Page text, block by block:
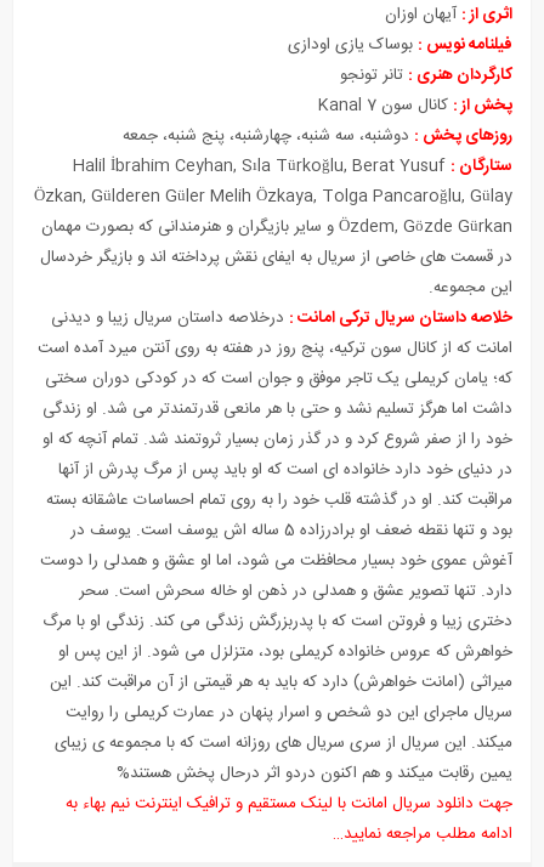
اثری از : آیهان اوزان
فیلنامه نویس : بوساک یازی اودازی
کارگردان هنری : تانر تونجو
پخش از : کانال سون Kanal 7
روزهای پخش : دوشنبه، سه شنبه، چهارشنبه، پنج شنبه، جمعه
ستارگان : Halil İbrahim Ceyhan, Sıla Türkoğlu, Berat Yusuf
Özkan, Gülderen Güler Melih Özkaya, Tolga Pancaroğlu, Gülay
Özdem, Gözde Gürkan و سایر بازیگران و هنرمندانی که بصورت مهمان
در قسمت های خاصی از سریال به ایفای نقش پرداخته اند و بازیگر خردسال
این مجموعه.
خلاصه داستان سریال ترکی امانت : درخلاصه داستان سریال زیبا و دیدنی
امانت که از کانال سون ترکیه، پنج روز در هفته به روی آنتن میرد آمده است
که؛ یامان کریملی یک تاجر موفق و جوان است که در کودکی دوران سختی
داشت اما هرگز تسلیم نشد و حتی با هر مانعی قدرتمندتر می شد. او زندگی
خود را از صفر شروع کرد و در گذر زمان بسیار ثروتمند شد. تمام آنچه که او
در دنیای خود دارد خانواده ای است که او باید پس از مرگ پدرش از آنها
مراقبت کند. او در گذشته قلب خود را به روی تمام احساسات عاشقانه بسته
بود و تنها نقطه ضعف او برادرزاده 5 ساله اش یوسف است
. یوسف در
آغوش عموی خود بسیار محافظت می شود، اما او عشق و همدلی را دوست
دارد. تنها تصویر عشق و همدلی در ذهن او خاله سحرش است. سحر
دختری زیبا و فروتن است که با پدربزرگش زندگی می کند. زندگی او با مرگ
خواهرش که عروس خانواده کریملی بود، متزلزل می شود. از این پس او
میراثی (امانت خواهرش) دارد که باید به هر قیمتی از آن مراقبت کند. این
سریال ماجرای این دو شخص و اسرار پنهان در عمارت کریملی را روایت
میکند. این سریال از سری سریال های روزانه است که با مجموعه ی زیبای
یمین رقابت میکند و هم اکنون دردو اثر درحال پخش هستند%
جهت دانلود سریال امانت با لینک مستقیم و ترافیک اینترنت نیم بهاء به
ادامه مطلب مراجعه نمایید…